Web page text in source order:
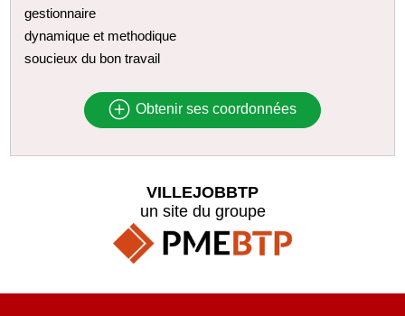
gestionnaire
dynamique et methodique
soucieux du bon travail
Obtenir ses coordonnées
VILLEJOBBTP
un site du groupe